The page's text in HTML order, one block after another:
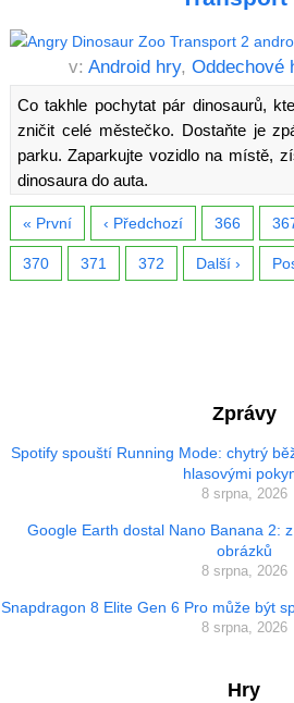
v: Android hry, Oddechové
Co takhle pochytat pár dinosaurů,
zničit celé městečko. Dostaňte je
parku. Zaparkujte vozidlo na místě,
dinosaura do auta.
« První ‹ Předchozí 366
370 371 372 Další ›
Zprávy
Spotify spouští Running Mode: chytrý
hlasovými
8 srpna, 2026
Google Earth dostal Nano Banana 2:
obrázků
8 srpna, 2026
Snapdragon 8 Elite Gen 6 Pro může být
8 srpna, 2026
Hry